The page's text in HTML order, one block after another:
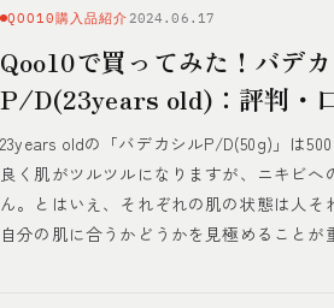
QOO10購入品紹介 2024.06.17
Qoo10で買ってみた！バデ
P/D(23years old)：評判・
23years oldの「バデカシルP/D(50g)」は
良く肌がツルツルになりますが、ニキビへ
ん。とはいえ、それぞれの肌の状態は人そ
自分の肌に合うかどうかを見極めることが